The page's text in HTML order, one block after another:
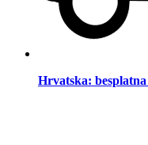
Hrvatska: